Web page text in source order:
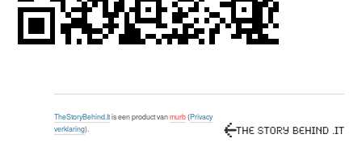
TheStoryBehind.Itis een product vanmurb(Privacy
verklaring).